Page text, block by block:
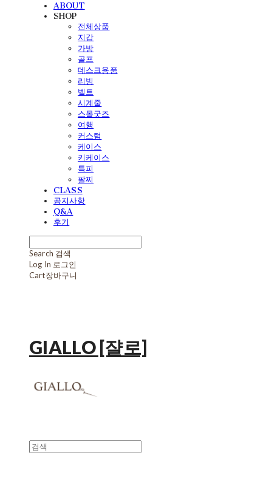
ABOUT
SHOP
전체상품
지갑
가방
골프
데스크용품
리빙
벨트
시계줄
스몰굿즈
여행
커스텀
케이스
키케이스
특피
팔찌
CLASS
공지사항
Q&A
후기
Search 검색
Log In 로그인
Cart장바구니
GIALLO [쟐로]